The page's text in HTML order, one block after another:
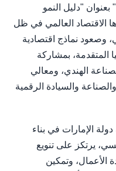
ضمن أعمال معرض "فيفا تيك 2026" بعنوان "دليل النمو
الاقتصاد العالمي في ظل
وصعود نماذج اقتصادية
المتقدمة، بمشاركة
الهندي، ومعالي
والسيادة الرقمية
الإمارات في بناء
يرتكز على تنويع
الأعمال، وتمكين